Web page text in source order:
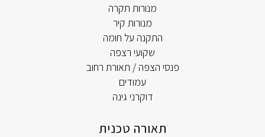
מנורות תקרה
מנורות קיר
התקנה על חומה
שקועי רצפה
פנסי הצפה / תאורת רחוב
עמודים
דוקרני גינה
תאורה טכנית